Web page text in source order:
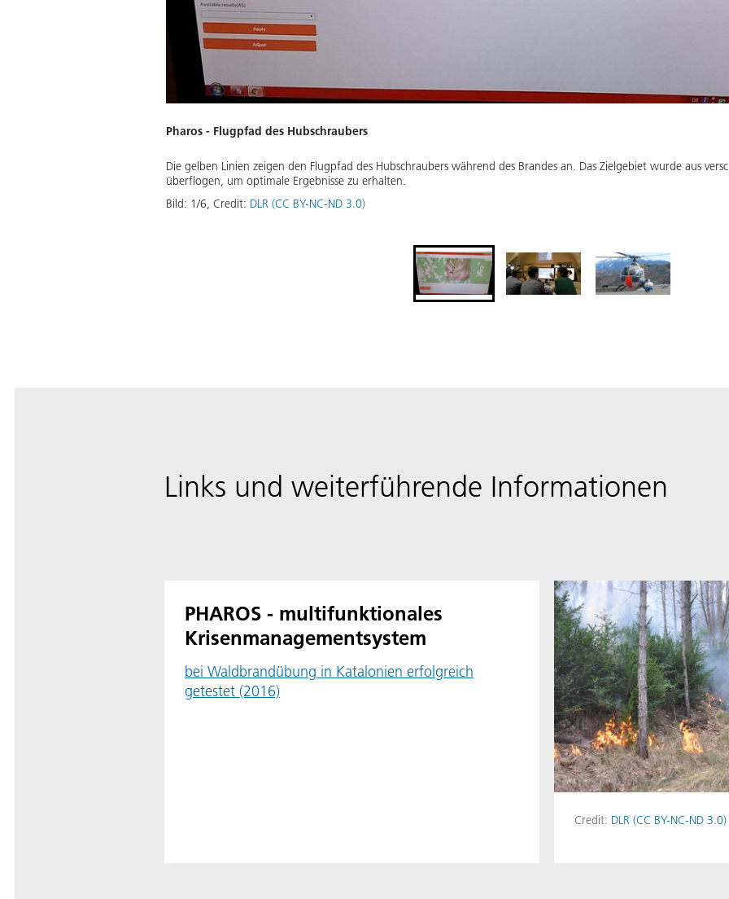
Pharos - Flugpfad des Hubschraubers
Die gelben Linien zeigen den Flugpfad des Hubschraubers während des Brandes an. Das Zielgebiet wurde aus
überflogen, um optimale Ergebnisse zu erhalten.
Bild: 1/6, Credit: DLR (CC BY-NC-ND 3.0)
Links und weiterführende Informationen
PHAROS - multifunktionales
Krisenmanagementsystem
bei Waldbrandübung in Katalonien erfolgreich
getestet (2016)
Credit: DLR (CC BY-NC-ND 3.0)